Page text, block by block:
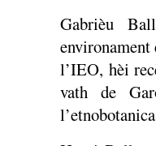
Gabrièu
l’IEO, hèi
vath de